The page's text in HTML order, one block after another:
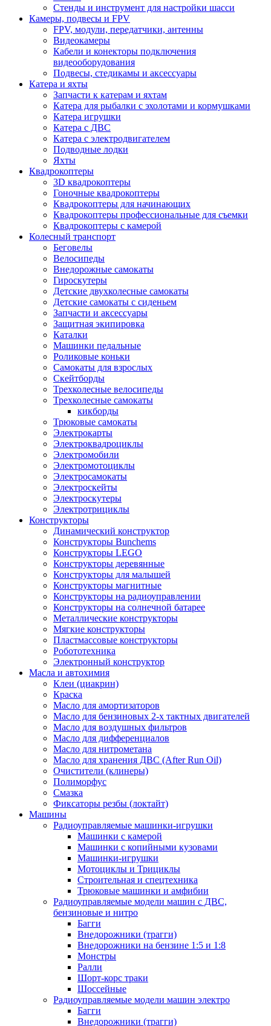
Стенды и инструмент для настройки шасси
Камеры, подвесы и FPV
FPV, модули, передатчики, антенны
Видеокамеры
Кабели и конекторы подключения
видеооборудования
Подвесы, стедикамы и аксессуары
Катера и яхты
Запчасти к катерам и яхтам
Катера для рыбалки с эхолотами и кормушками
Катера игрушки
Катера с ДВС
Катера с электродвигателем
Подводные лодки
Яхты
Квадрокоптеры
3D квадрокоптеры
Гоночные квадрокоптеры
Квадрокоптеры для начинающих
Квадрокоптеры профессиональные для съемки
Квадрокоптеры с камерой
Колесный транспорт
Беговелы
Велосипеды
Внедорожные самокаты
Гироскутеры
Детские двухколесные самокаты
Детские самокаты с сиденьем
Запчасти и аксессуары
Защитная экипировка
Каталки
Машинки педальные
Роликовые коньки
Самокаты для взрослых
Скейтборды
Трехколесные велосипеды
Трехколесные самокаты
кикборды
Трюковые самокаты
Электрокарты
Электроквадроциклы
Электромобили
Электромотоциклы
Электросамокаты
Электроскейты
Электроскутеры
Электротрициклы
Конструкторы
Динамический конструктор
Конструкторы Bunchems
Конструкторы LEGO
Конструкторы деревянные
Конструкторы для малышей
Конструкторы магнитные
Конструкторы на радиоуправлении
Конструкторы на солнечной батарее
Металлические конструкторы
Мягкие конструкторы
Пластмассовые конструкторы
Робототехника
Электронный конструктор
Масла и автохимия
Клеи (циакрин)
Краска
Масло для амортизаторов
Масло для бензиновых 2-х тактных двигателей
Масло для воздушных фильтров
Масло для дифференциалов
Масло для нитрометана
Масло для хранения ДВС (After Run Oil)
Очистители (клинеры)
Полиморфус
Смазка
Фиксаторы резбы (локтайт)
Машины
Радиоуправляемые машинки-игрушки
Машинки с камерой
Машинки с копийными кузовами
Машинки-игрушки
Мотоциклы и Трициклы
Строительная и спецтехника
Трюковые машинки и амфибии
Радиоуправляемые модели машин с ДВС,
бензиновые и нитро
Багги
Внедорожники (трагги)
Внедорожники на бензине 1:5 и 1:8
Монстры
Ралли
Шорт-корс траки
Шоссейные
Радиоуправляемые модели машин электро
Багги
Внедорожники (трагги)